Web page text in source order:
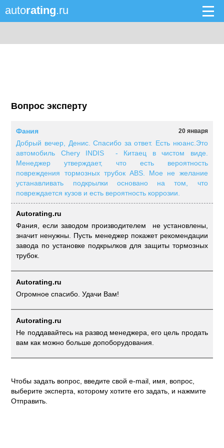
autorating.ru
Вопрос эксперту
20 января
Фания
Добрый вечер, Денис. Спасибо за ответ. Есть нюанс.Это
автомобиль Chery INDIS - Китаец в чистом виде.
Менеджер утверждает, что есть вероятность
повреждения тормозных трубок ABS. Мое не желание
устанавливать подкрылки основано на том, что
повреждается кузов и есть вероятность коррозии.
Autorating.ru
Фания, если заводом производителем не установлены,
значит ненужны. Пусть менеджер покажет рекомендации
завода по установке подкрылков для защиты тормозных
трубок.
Autorating.ru
Огромное спасибо. Удачи Вам!
Autorating.ru
Не поддавайтесь на развод менеджера, его цель продать
вам как можно больше допоборудования.
Чтобы задать вопрос, введите свой e-mail, имя, вопрос,
выберите эксперта, которому хотите его задать, и нажмите
Отправить.